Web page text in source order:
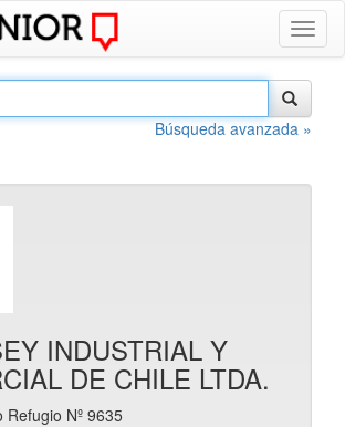
Búsqueda avanzada »
INDUSTRIAL Y
DE CHILE LTDA.
Refugio Nº 9635